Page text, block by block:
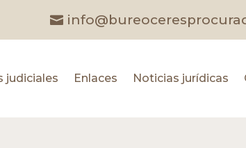
judiciales Enlaces Noticias jurídicas